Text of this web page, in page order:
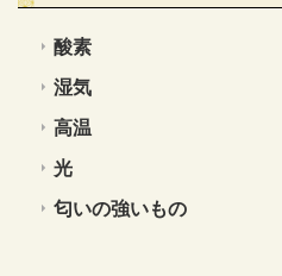
酸素
湿気
高温
光
匂いの強いもの